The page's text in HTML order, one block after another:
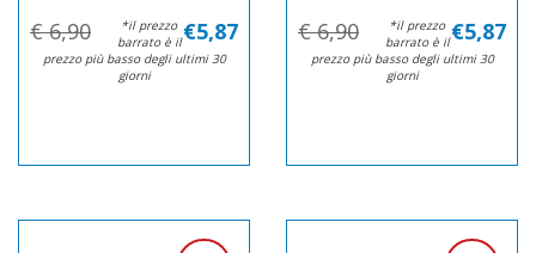
€ 6,90 €5,87
*il prezzo
barrato è il
prezzo più basso degli ultimi 30
giorni
€ 6,90 €5,87
*il prezzo
barrato è il
prezzo più basso degli ultimi 30
giorni